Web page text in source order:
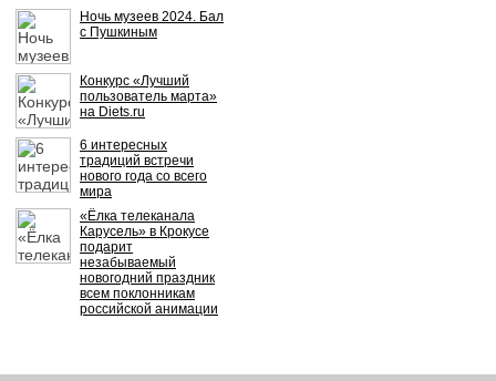
Ночь музеев 2024. Бал
с Пушкиным
Конкурс «Лучший
пользователь марта»
на Diets.ru
6 интересных
традиций встречи
нового года со всего
мира
«Ёлка телеканала
Карусель» в Крокусе
подарит
незабываемый
новогодний праздник
всем поклонникам
российской анимации